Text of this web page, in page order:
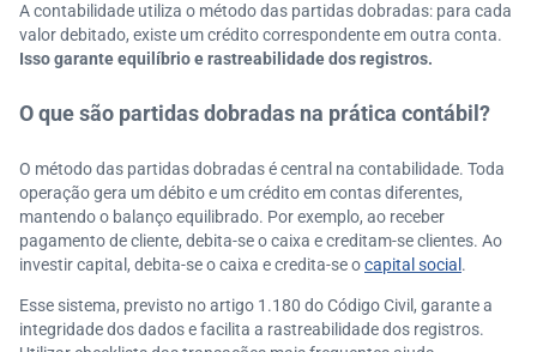
A contabilidade utiliza o método das partidas dobradas: para cada
valor debitado, existe um crédito correspondente em outra conta.
Isso garante equilíbrio e rastreabilidade dos registros.
O que são partidas dobradas na prática contábil?
O método das partidas dobradas é central na contabilidade. Toda
operação gera um débito e um crédito em contas diferentes,
mantendo o balanço equilibrado. Por exemplo, ao receber
pagamento de cliente, debita-se o caixa e creditam-se clientes. Ao
investir capital, debita-se o caixa e credita-se ocapital social .
Esse sistema, previsto no artigo 1.180 do Código Civil, garante a
integridade dos dados e facilita a rastreabilidade dos registros.